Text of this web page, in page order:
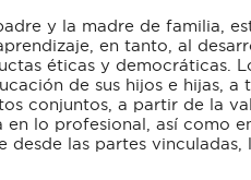
y la madre de familia,
en tanto, al
éticas y democráticas.
de sus hijos e hijas, a
conjuntos, a partir de la
en lo profesional, así como
las partes vinculadas,